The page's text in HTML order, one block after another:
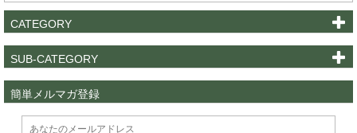
CATEGORY
SUB-CATEGORY
簡単メルマガ登録